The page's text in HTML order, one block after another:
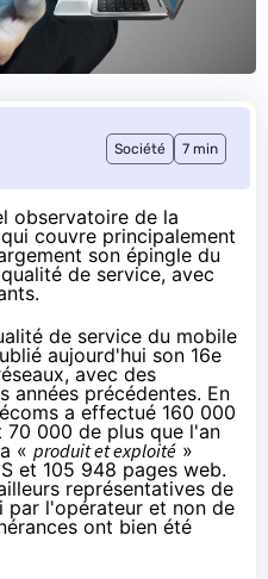
Société 7 min
observatoire de la
couvre principalement
son épingle du
de service, avec
de service du mobile
aujourd'hui son 16e
, avec des
années précédentes. En
a effectué 160 000
70 000 de plus que l'an
« produit et exploité »
et 105 948 pages web.
représentatives de
par l'opérateur et non de
ont bien été